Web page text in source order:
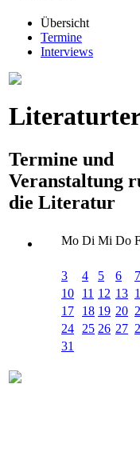
Übersicht
Termine
Interviews
Termine und
Veranstaltung
die Literatur
Mo Di Mi Do
3
4 5 6 7
10
11 12 13
17
18 19 20
24
25 26 27
31